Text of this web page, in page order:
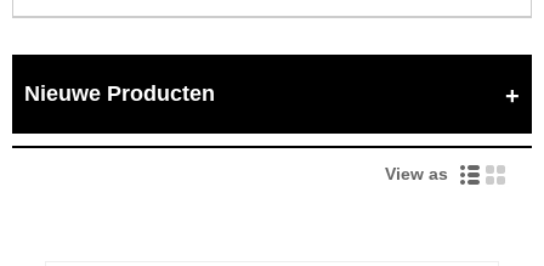
Nieuwe Producten
View as